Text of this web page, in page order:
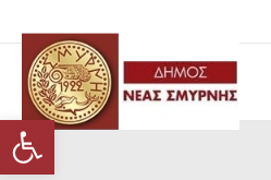
Ανοίξτε τη γραμμή εργαλείων